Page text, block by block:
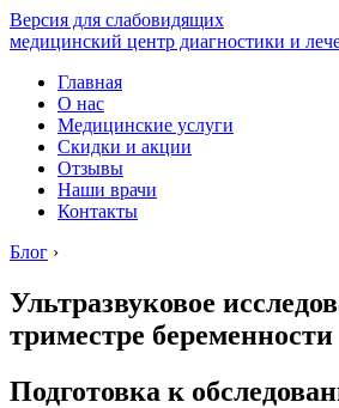
Версия для слабовидящих
медицинский центр диагностики и
Главная
О нас
Медицинские услуги
Скидки и акции
Отзывы
Наши врачи
Контакты
Блог ›
Ультразвуковое
триместре беременности
Подготовка к